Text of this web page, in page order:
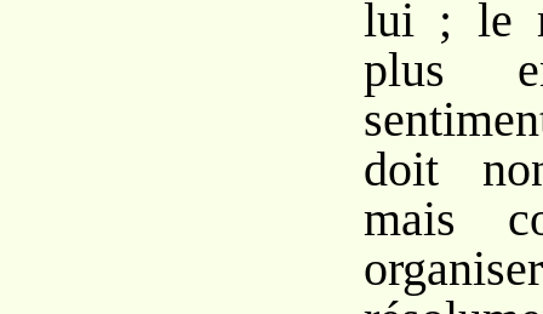
lui ; le
plus
doit
mais